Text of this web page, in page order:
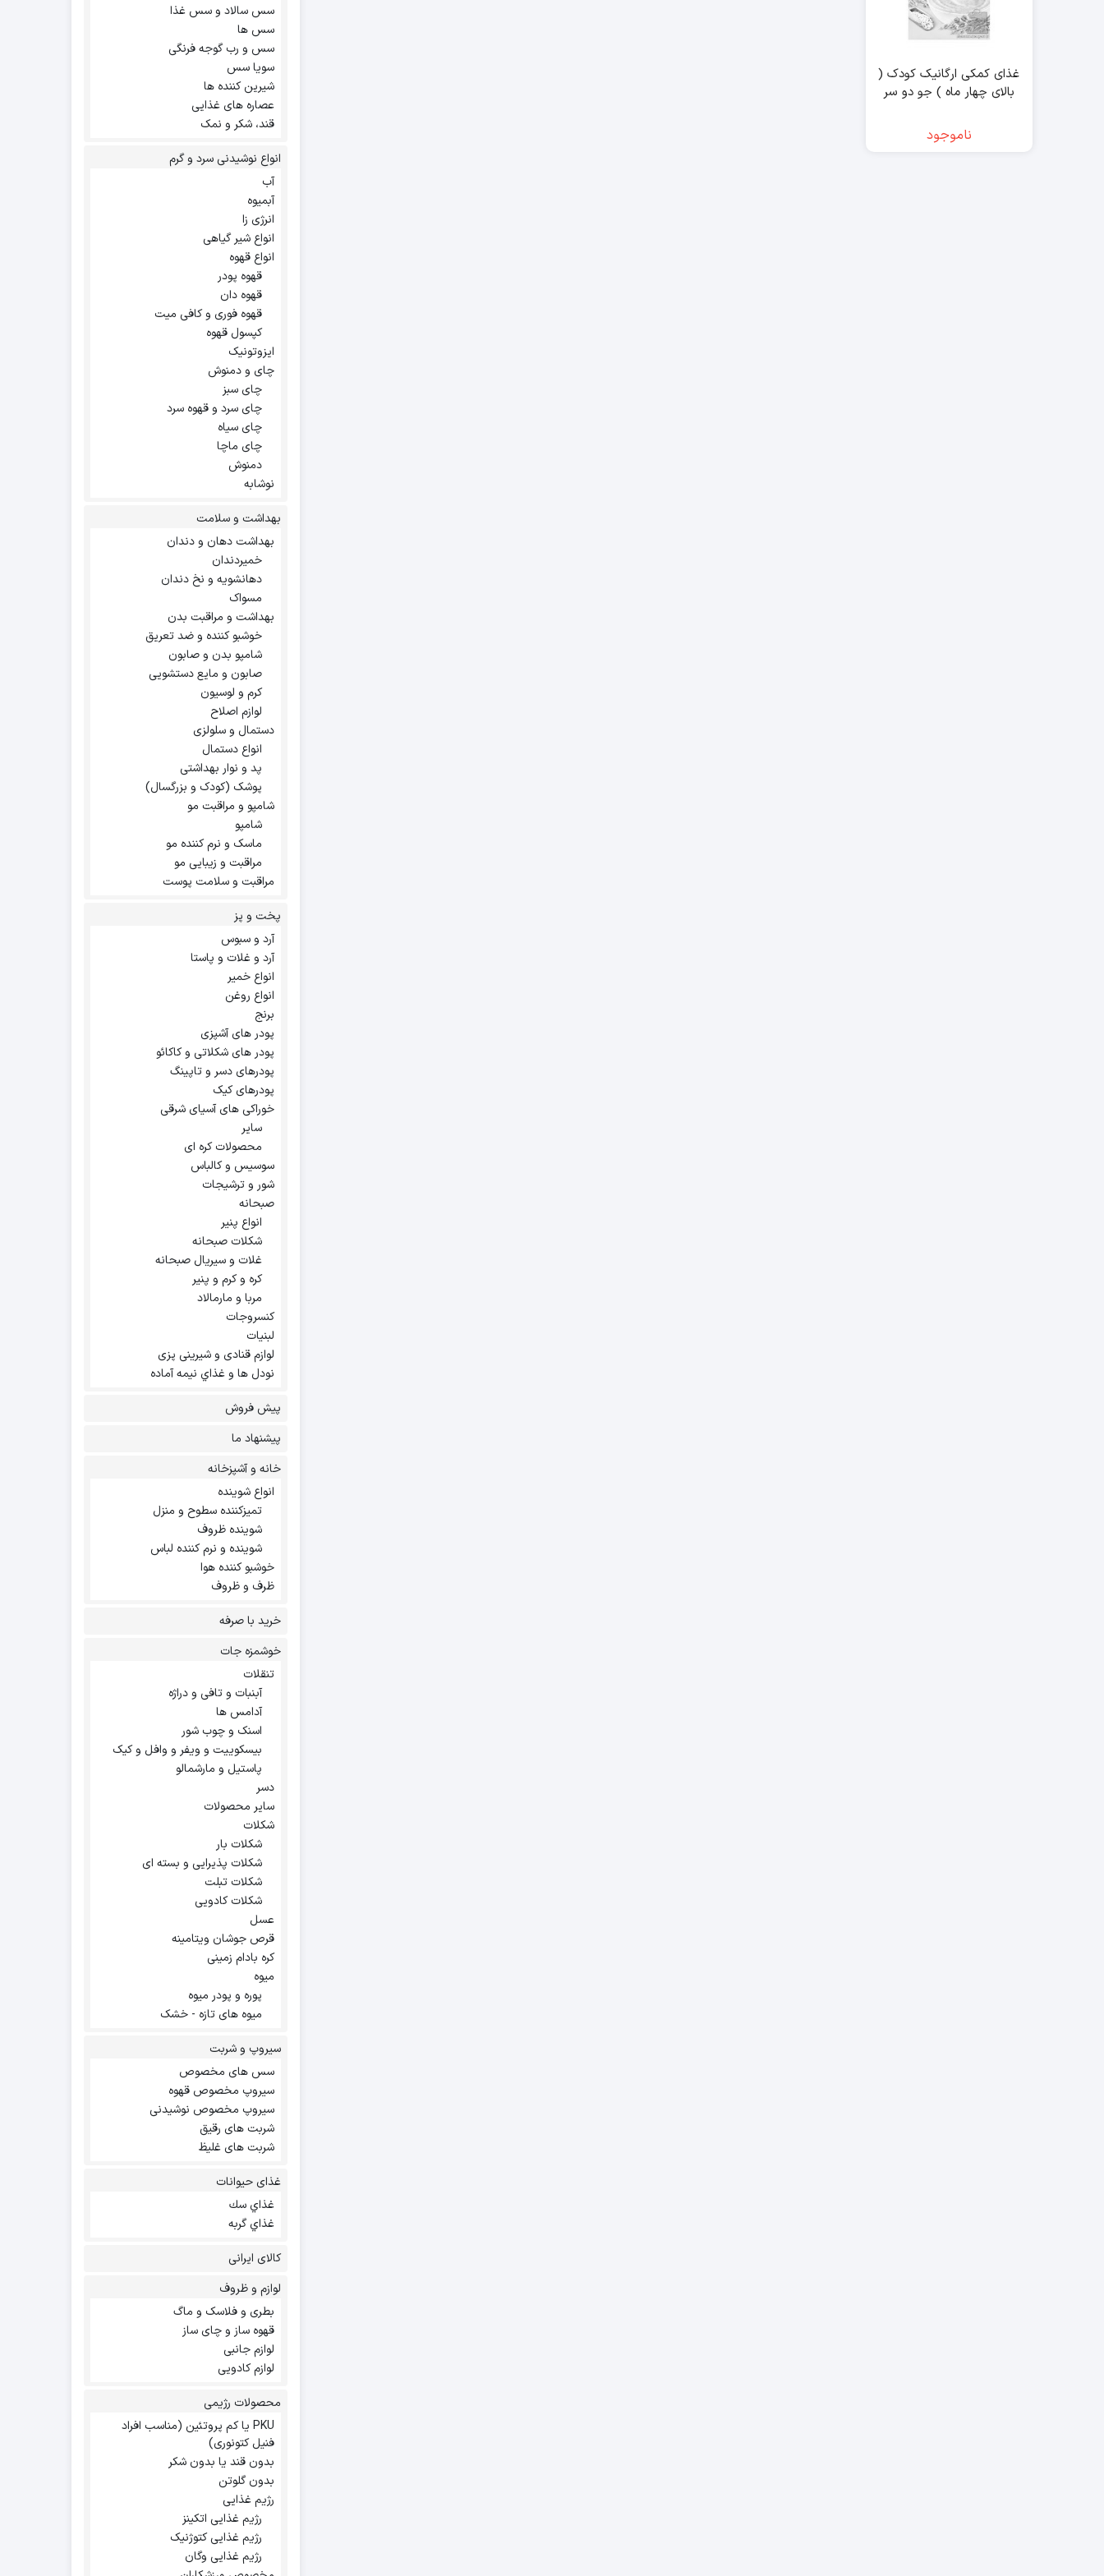
غذای کمکی ارگانیک کودک (
بالای چهار ماه ) جو دو سر
ناموجود
سس سالاد و سس غذا
سس ها
سس و رب گوجه فرنگی
سویا سس
شیرین کننده ها
عصاره های غذایی
قند، شکر و نمک
انواع نوشیدنی سرد و گرم
آب
آبمیوه
انرژی زا
انواع شیر گیاهی
انواع قهوه
قهوه پودر
قهوه دان
قهوه فوری و کافی میت
کپسول قهوه
ایزوتونیک
چای و دمنوش
چای سبز
چای سرد و قهوه سرد
چای سیاه
چای ماچا
دمنوش
نوشابه
بهداشت و سلامت
بهداشت دهان و دندان
خمیردندان
دهانشویه و نخ دندان
مسواک
بهداشت و مراقبت بدن
خوشبو کننده و ضد تعریق
شامپو بدن و صابون
صابون و مایع دستشویی
کرم و لوسیون
لوازم اصلاح
دستمال و سلولزی
انواع دستمال
پد و نوار بهداشتی
پوشک (کودک و بزرگسال)
شامپو و مراقبت مو
شامپو
ماسک و نرم کننده مو
مراقبت و زیبایی مو
مراقبت و سلامت پوست
پخت و پز
آرد و سبوس
آرد و غلات و پاستا
انواع خمیر
انواع روغن
برنج
پودر های آشپزی
پودر های شکلاتی و کاکائو
پودرهای دسر و تاپینگ
پودرهای کیک
خوراکی های آسیای شرقی
سایر
محصولات کره ای
سوسیس و کالباس
شور و ترشیجات
صبحانه
انواع پنیر
شکلات صبحانه
غلات و سیریال صبحانه
کره و کرم و پنیر
مربا و مارمالاد
کنسروجات
لبنیات
لوازم قنادی و شیرینی پزی
نودل ها و غذاي نيمه آماده
پیش فروش
پیشنهاد ما
خانه و آشپزخانه
انواع شوینده
تمیزکننده سطوح و منزل
شوینده ظروف
شوینده و نرم کننده لباس
خوشبو کننده هوا
ظرف و ظروف
خرید با صرفه
خوشمزه جات
تنقلات
آبنبات و تافی و دراژه
آدامس ها
اسنک و چوب شور
بیسکوییت و ویفر و وافل و کیک
پاستیل و مارشمالو
دسر
سایر محصولات
شکلات
شکلات بار
شکلات پذیرایی و بسته ای
شکلات تبلت
شکلات کادویی
عسل
قرص جوشان ویتامینه
کره بادام زمینی
میوه
پوره و پودر میوه
میوه های تازه - خشک
سیروپ و شربت
سس های مخصوص
سیروپ مخصوص قهوه
سیروپ مخصوص نوشیدنی
شربت های رقیق
شربت های غلیظ
غذای حیوانات
غذاي سك
غذاي گربه
کالای ایرانی
لوازم و ظروف
بطری و فلاسک و ماگ
قهوه ساز و چای ساز
لوازم جانبی
لوازم کادویی
محصولات رژیمی
PKU یا کم پروتئین (مناسب افراد
فنیل کتونوری)
بدون قند یا بدون شکر
بدون گلوتن
رژیم غذایی
رژیم غذایی اتکینز
رژیم غذایی کتوژنیک
رژیم غذایی وگان